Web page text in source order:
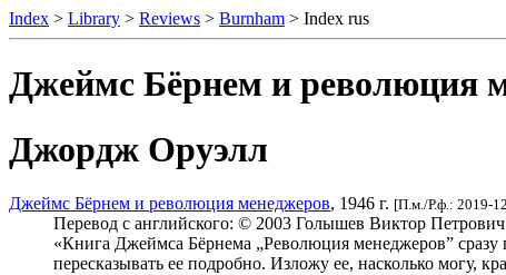
Index > Library > Reviews > Burnham > Index rus
Джеймс Бёрнем и революция
Джордж Оруэлл
Джеймс Бёрнем и революция менеджеров, 1946 г. [П.м./Р.ф.: 2019-
Перевод с английского: © 2003 Голышев Виктор Петрович
«Книга Джеймса Бёрнема „Революция менеджеров”
пересказывать ее подробно. Изложу ее, насколько могу,